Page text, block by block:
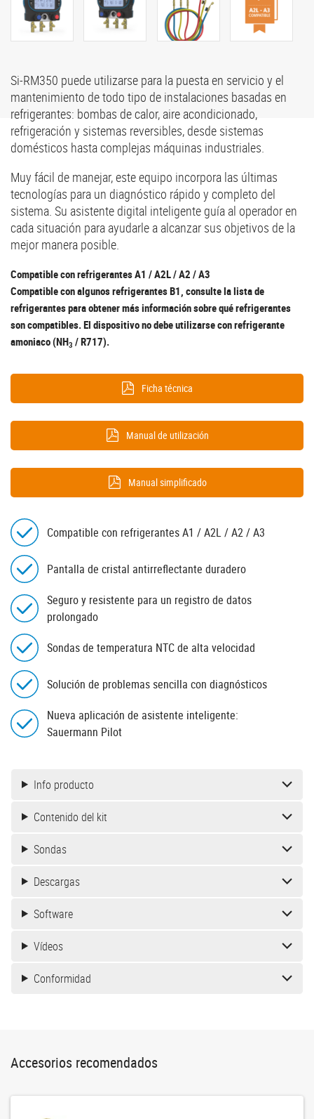
Si-RM350 puede utilizarse para la puesta en servicio y el
mantenimiento de todo tipo de instalaciones basadas en
refrigerantes: bombas de calor, aire acondicionado,
refrigeración y sistemas reversibles, desde sistemas
domésticos hasta complejas máquinas industriales.
Muy fácil de manejar, este equipo incorpora las últimas
tecnologías para un diagnóstico rápido y completo del
sistema. Su asistente digital inteligente guía al operador en
cada situación para ayudarle a alcanzar sus objetivos de la
mejor manera posible.
Compatible con refrigerantes A1 / A2L / A2 / A3
Compatible con algunos refrigerantes B1, consulte la lista de
refrigerantes para obtener más información sobre qué refrigerantes
son compatibles. El dispositivo no debe utilizarse con refrigerante
amoniaco (NH3 / R717).
Ficha técnica
Manual de utilización
Manual simplificado
Compatible con refrigerantes A1 / A2L / A2 / A3
Pantalla de cristal antirreflectante duradero
Seguro y resistente para un registro de datos
prolongado
Sondas de temperatura NTC de alta velocidad
Solución de problemas sencilla con diagnósticos
Nueva aplicación de asistente inteligente:
Sauermann Pilot
Info producto
Contenido del kit
Sondas
Descargas
Software
Vídeos
Conformidad
Accesorios recomendados